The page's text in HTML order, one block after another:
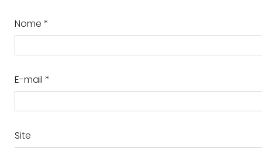
Nome *
E-mail *
Site